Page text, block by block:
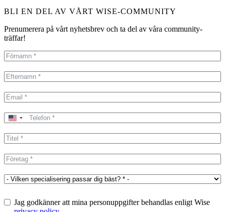
BLI EN DEL AV VÅRT WISE-COMMUNITY
Prenumerera på vårt nyhetsbrev och ta del av våra community-
träffar!
United
+1
Jag godkänner att mina personuppgifter behandlas enligt Wise